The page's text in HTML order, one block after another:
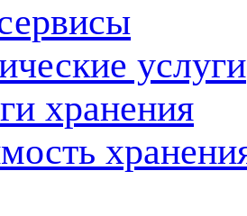
услуги
хранения